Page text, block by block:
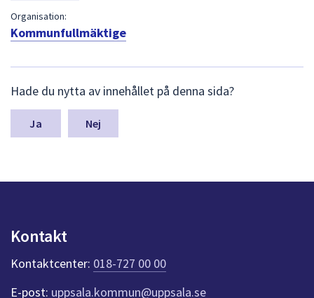
Organisation:
Kommunfullmäktige
ä
m
a
n
k
t
e
r
Hade du nytta av innehållet på denna sida?
Nej
Kontakt
Kontaktcenter: 018-727 00 00
E-post: uppsala.kommun@uppsala.se